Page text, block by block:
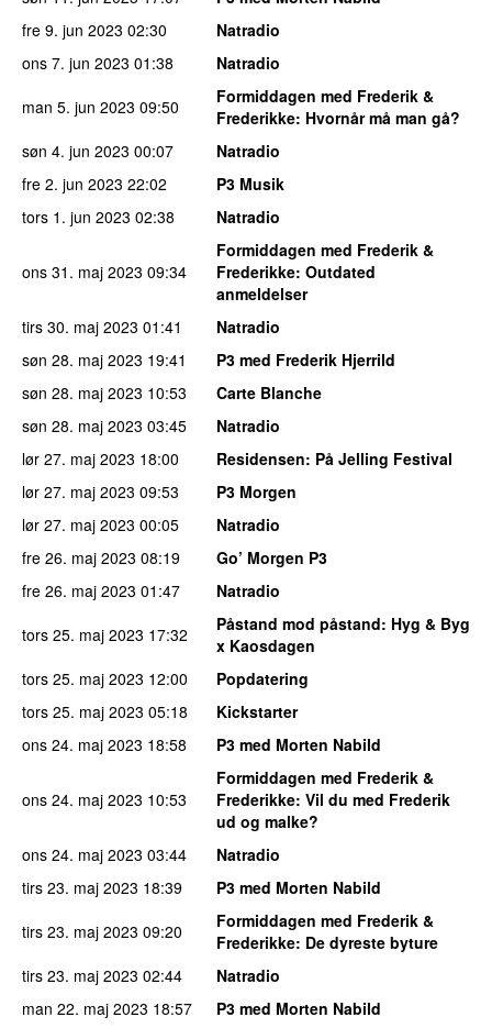
fre 9. jun 2023 02:30
Natradio
ons 7. jun 2023 01:38
Natradio
man 5. jun 2023 09:50
Formiddagen med Frederik &
Frederikke: Hvornår må man gå?
søn 4. jun 2023 00:07
Natradio
fre 2. jun 2023 22:02
P3 Musik
tors 1. jun 2023 02:38 Natradio
ons 31. maj 2023 09:34
Formiddagen med Frederik &
Frederikke: Outdated
anmeldelser
tirs 30. maj 2023 01:41
Natradio
søn 28. maj 2023 19:41
P3 med Frederik Hjerrild
søn 28. maj 2023 10:53
Carte Blanche
søn 28. maj 2023 03:45
Natradio
lør 27. maj 2023 18:00 Residensen: På Jelling Festival
lør 27. maj 2023 09:53
P3 Morgen
lør 27. maj 2023 00:05
Natradio
fre 26. maj 2023 08:19
Go’ Morgen P3
fre 26. maj 2023 01:47
Natradio
tors 25. maj 2023 17:32 Påstand mod påstand: Hyg & Byg
x Kaosdagen
tors 25. maj 2023 12:00
Popdatering
tors 25. maj 2023 05:18
Kickstarter
ons 24. maj 2023 18:58 P3 med Morten Nabild
ons 24. maj 2023 10:53
Formiddagen med Frederik &
Frederikke: Vil du med Frederik
ud og malke?
ons 24. maj 2023 03:44
Natradio
tirs 23. maj 2023 18:39
P3 med Morten Nabild
tirs 23. maj 2023 09:20
Formiddagen med Frederik &
Frederikke: De dyreste byture
tirs 23. maj 2023 02:44
Natradio
man 22. maj 2023 18:57
P3 med Morten Nabild